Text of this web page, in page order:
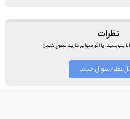
نظرات
بنویسید، یا اگر سوالی دارید مطرح کنید]
نظر/سوال جدید